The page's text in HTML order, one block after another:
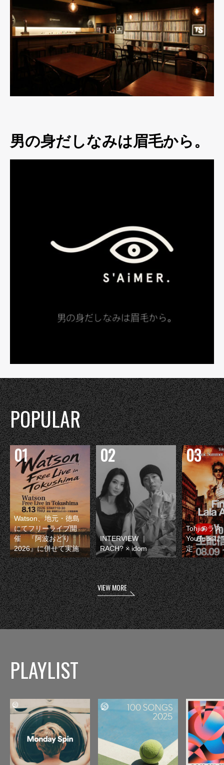
男の身だしなみは眉毛から。
POPULAR
Watson、地元・徳島
にてフリーライブ開
催 『阿波おどり
2026』に併せて実施
INTERVIEW ｜
RACH? × idom
Tohjiのラス
YouTubeに
定
VIEW MORE
PLAYLIST